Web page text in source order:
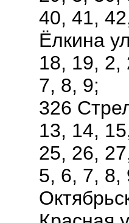
40, 41,
Ёлкина
18, 19, 2,
7, 8, 9;
326
13, 14,
25, 26,
5, 6, 7, 8,